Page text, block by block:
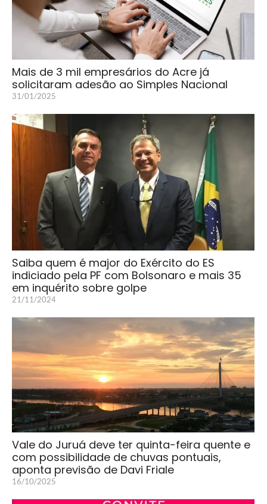
Mais de 3 mil empresários do Acre já
solicitaram adesão ao Simples Nacional
31/01/2025
Saiba quem é major do Exército do ES
indiciado pela PF com Bolsonaro e mais 35
em inquérito sobre golpe
21/11/2024
Vale do Juruá deve ter quinta-feira quente e
com possibilidade de chuvas pontuais,
aponta previsão de Davi Friale
16/10/2025